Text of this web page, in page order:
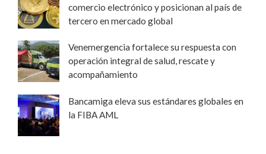
comercio electrónico y posicionan al país de
tercero en mercado global
Venemergencia fortalece su respuesta con
operación integral de salud, rescate y
acompañamiento
Bancamiga eleva sus estándares globales en
la FIBA AML